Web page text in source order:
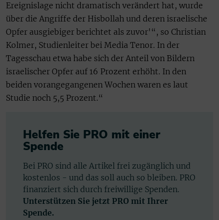
Ereignislage nicht dramatisch verändert hat, wurde
über die Angriffe der Hisbollah und deren israelische
Opfer ausgiebiger berichtet als zuvor'“, so Christian
Kolmer, Studienleiter bei Media Tenor. In der
Tagesschau etwa habe sich der Anteil von Bildern
israelischer Opfer auf 16 Prozent erhöht. In den
beiden vorangegangenen Wochen waren es laut
Studie noch 5,5 Prozent.“
Helfen Sie PRO mit einer
Spende
Bei PRO sind alle Artikel frei zugänglich und
kostenlos - und das soll auch so bleiben. PRO
finanziert sich durch freiwillige Spenden.
Unterstützen Sie jetzt PRO mit Ihrer
Spende.